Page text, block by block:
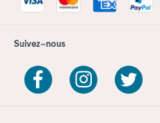
Suivez-nous